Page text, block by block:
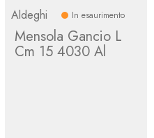
Aldeghi In esaurimento
Mensola Gancio L
Cm 15 4030 Al